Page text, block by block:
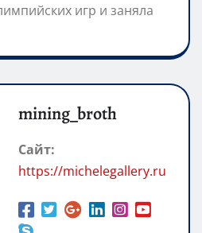
игр и заняла
mining_broth
Сайт:
https://michelegallery.ru